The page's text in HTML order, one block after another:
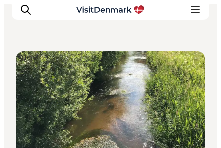
Inspiration
Regionen
Erlebnisse
Unterkünfte
Reiseplanung
Angeln